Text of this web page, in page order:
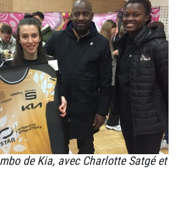
de Kia, avec Charlotte Satgé et